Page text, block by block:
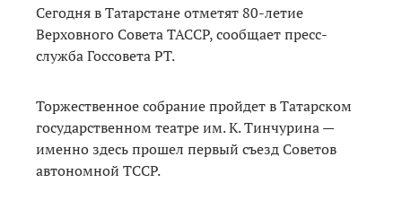
Сегодня в Татарстане отметят 80-летие
Верховного Совета ТАССР, сообщает пресс-
служба Госсовета РТ.
Торжественное собрание пройдет в Татарском
государственном театре им. К. Тинчурина —
именно здесь прошел первый съезд Советов
автономной ТССР.